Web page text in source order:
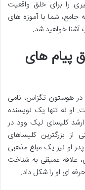
را برای خلق واقعیت
جامع، شما با آموزه های
آشنا خواهید شد.
پیام های
جول اسکات اوستین، متولد 5 مارس 1963 در هوستون تگزاس، نامی
او نه تنها یک نویسنده
کلیسای لیک وود در
بزرگترین کلیساهای
او نیز یک مبلغ مذهبی
علاقه عمیقی به شناخت
ای او را شکل داد.